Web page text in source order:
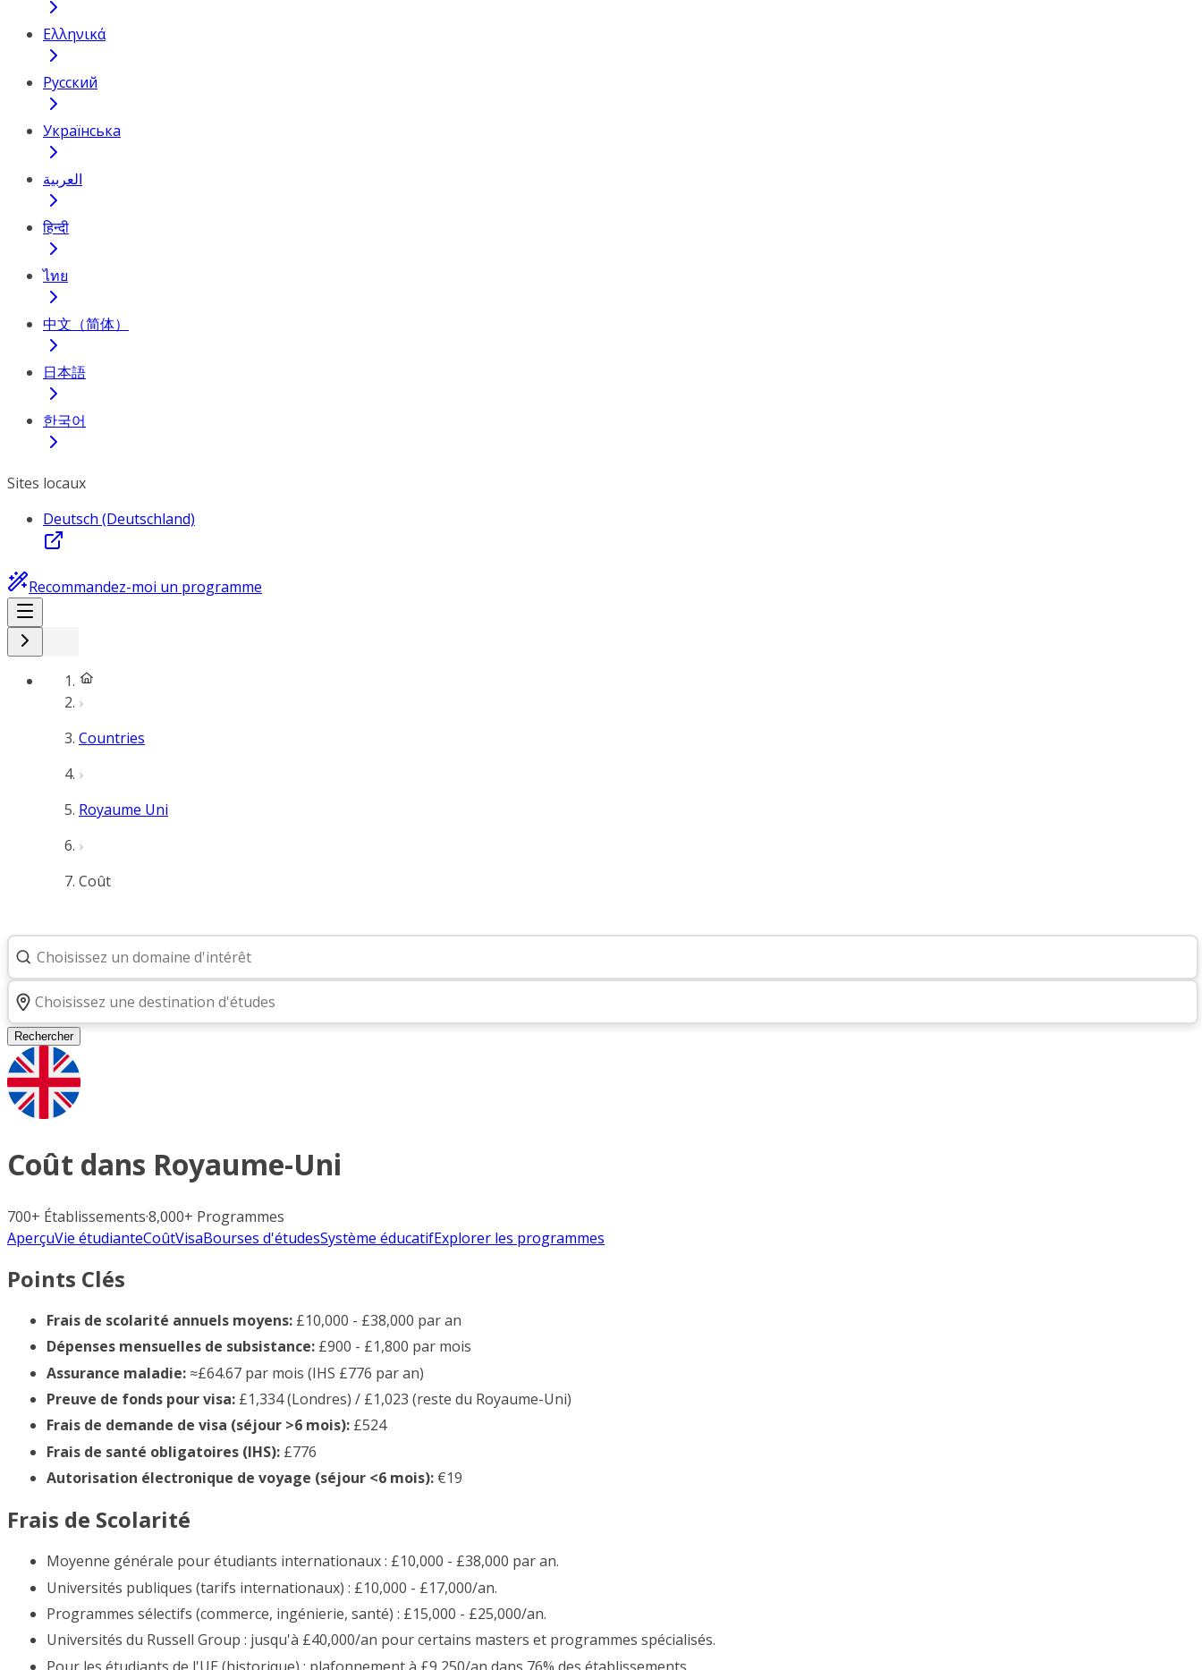
Ελληνικά
Русский
Українська
العربية
हिन्दी
ไทย
中文（简体）
日本語
한국어
Sites locaux
Deutsch (Deutschland)
Recommandez-moi un programme
Countries
Royaume Uni
Coût
Rechercher
Coût dans Royaume-Uni
700+ Établissements·8,000+ Programmes
AperçuVie étudianteCoûtVisaBourses d'étudesSystème éducatifExplorer les programmes
Points Clés
Frais de scolarité annuels moyens: £10,000 - £38,000 par an
Dépenses mensuelles de subsistance: £900 - £1,800 par mois
Assurance maladie: ≈£64.67 par mois (IHS £776 par an)
Preuve de fonds pour visa: £1,334 (Londres) / £1,023 (reste du Royaume-Uni)
Frais de demande de visa (séjour >6 mois): £524
Frais de santé obligatoires (IHS): £776
Autorisation électronique de voyage (séjour <6 mois): €19
Frais de Scolarité
Moyenne générale pour étudiants internationaux : £10,000 - £38,000 par an.
Universités publiques (tarifs internationaux) : £10,000 - £17,000/an.
Programmes sélectifs (commerce, ingénierie, santé) : £15,000 - £25,000/an.
Universités du Russell Group : jusqu'à £40,000/an pour certains masters et programmes spécialisés.